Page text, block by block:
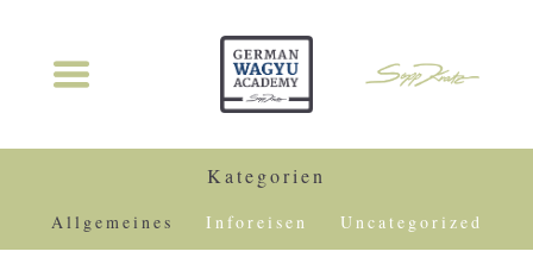
Kategorien
Allgemeines Inforeisen Uncategorized